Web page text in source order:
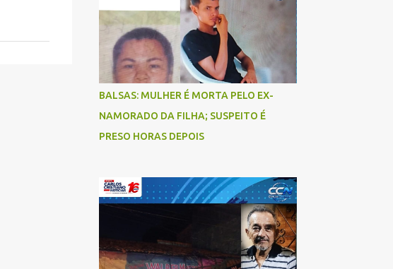
BALSAS: MULHER É MORTA PELO EX-
NAMORADO DA FILHA; SUSPEITO É
PRESO HORAS DEPOIS